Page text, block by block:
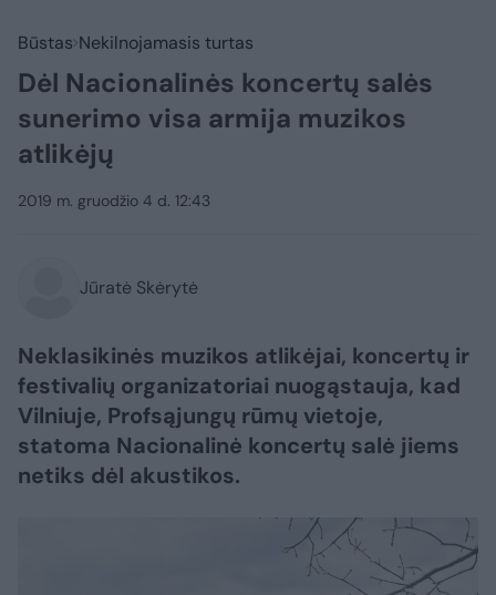
Būstas Nekilnojamasis turtas
Dėl Nacionalinės koncertų salės
sunerimo visa armija muzikos
atlikėjų
2019 m. gruodžio 4 d. 12:43
Jūratė Skėrytė
Neklasikinės muzikos atlikėjai, koncertų ir
festivalių organizatoriai nuogąstauja, kad
Vilniuje, Profsąjungų rūmų vietoje,
statoma Nacionalinė koncertų salė jiems
netiks dėl akustikos.